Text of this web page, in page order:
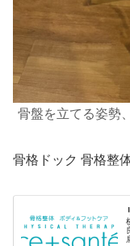
骨盤を立てる姿勢
骨格ドック 骨格整